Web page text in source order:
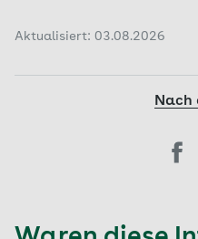
Aktualisiert: 03.08.2026
Nach